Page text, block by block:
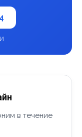
в течение